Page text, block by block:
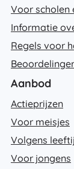
Voor scholen
Informatie
Regels voor
Aanbod
Actieprijzen
Voor meisjes
Volgens
Voor jongens